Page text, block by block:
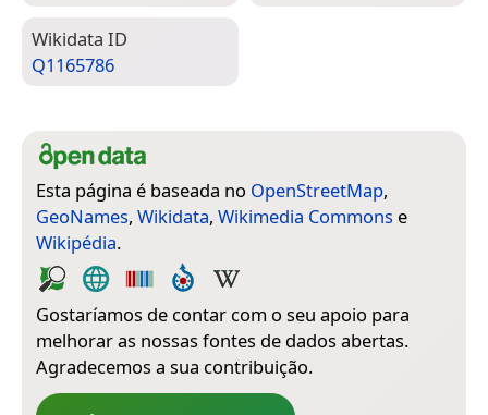
Wiki­data ID
Q1165786
Esta página é baseada no OpenStreetMap,
GeoNames, Wikidata, Wikimedia Commons e
Wikipédia.
Gostaríamos de contar com o seu apoio para
melhorar as nossas fontes de dados abertas.
Agradecemos a sua contribuição.